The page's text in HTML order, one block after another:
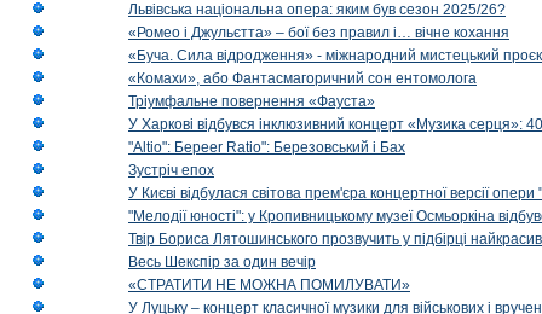
Львівська національна опера: яким був сезон 2025/26?
«Ромео і Джульєтта» – бої без правил і… вічне кохання
«Буча. Сила відродження» - міжнародний мистецький
«Комахи», або Фантасмагоричний сон ентомолога
Тріумфальне повернення «Фауста»
У Харкові відбувся інклюзивний концерт «Музика серця»:
"Altio": Береer Ratio": Березовський і Бах
Зустріч епох
У Києві відбулася світова прем'єра концертної версії
"Мелодії юності": у Кропивницькому музеї Осмьоркіна
Твір Бориса Лятошинського прозвучить у підбірці
Весь Шекспір за один вечір
«СТРАТИТИ НЕ МОЖНА ПОМИЛУВАТИ»
У Луцьку – концерт класичної музики для військових і